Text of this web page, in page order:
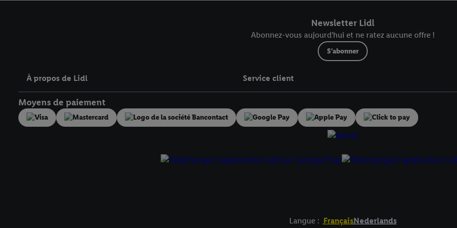
Newsletter Lidl
Abonnez-vous aujourd'hui et ne ratez aucune offre !
S'abonner
À propos de Lidl Service client
Moyens de paiement
Langue : FrançaisNederlands